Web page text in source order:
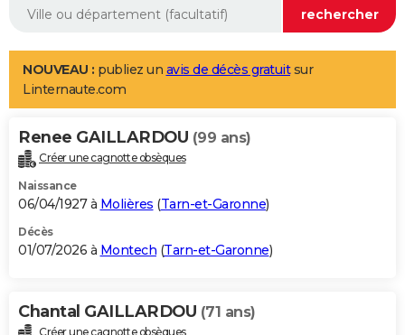
Aménagement intérieur
LIFESTYLE
Art de vivre
Bien-être
Loisirs
Mode
Modes de vie
Alimentation
Guide de la santé
Maladies
Médicaments
Sommeil
VOYAGE
Destinations
City break
Voyage nature
Voyage de noces
Forum
Climat
+PHOTO
GUIDES D'ACHAT
BONS PLANS
Carte de Noël
Carte Bonne année
Carte Saint-Valentin
Carte Pâques
Carte d'anniversaire
DICTIONNAIRE
NOUVEAU : publiez un avis de décès gratuitsur
Linternaute.com
Renee GAILLARDOU (99 ans)
Créer une cagnotte obsèques
Naissance
06/04/1927 à Molières (Tarn-et-Garonne)
Décès
01/07/2026 à Montech (Tarn-et-Garonne)
Chantal GAILLARDOU (71 ans)
Créer une cagnotte obsèques